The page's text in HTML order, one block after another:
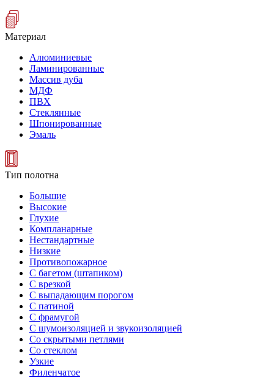
Материал
Алюминиевые
Ламинированные
Массив дуба
МДФ
ПВХ
Стеклянные
Шпонированные
Эмаль
Тип полотна
Большие
Высокие
Глухие
Компланарные
Нестандартные
Низкие
Противопожарное
С багетом (штапиком)
С врезкой
С выпадающим порогом
С патиной
С фрамугой
С шумоизоляцией и звукоизоляцией
Со скрытыми петлями
Со стеклом
Узкие
Филенчатое